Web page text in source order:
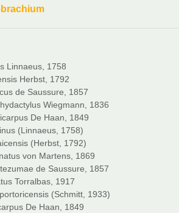
Linnaeus, 1758
Herbst, 1792
de Saussure, 1857
Wiegmann, 1836
De Haan, 1849
(Linnaeus, 1758)
(Herbst, 1792)
von Martens, 1869
de Saussure, 1857
Torralbas, 1917
(Schmitt, 1933)
De Haan, 1849